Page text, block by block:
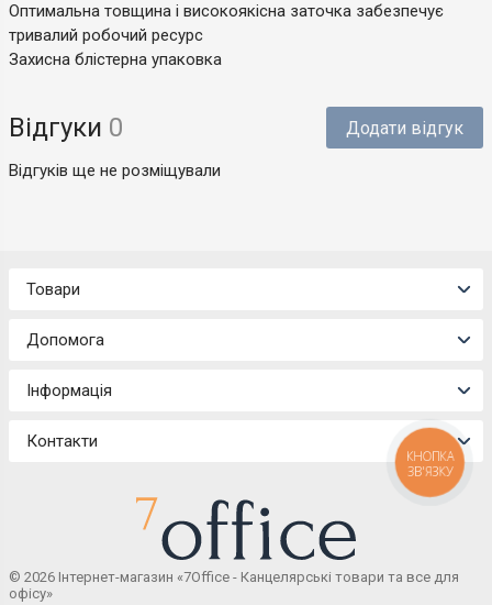
Оптимальна товщина і високоякісна заточка забезпечує
тривалий робочий ресурс
Захисна блістерна упаковка
Відгуки 0 Додати відгук
Відгуків ще не розміщували
Товари
Допомога
Інформація
Контакти
© 2026 Інтернет-магазин «7Office - Канцелярські товари та все для
офісу»
КНОПКА
ЗВ'ЯЗКУ